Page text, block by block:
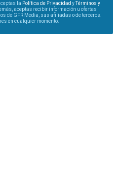
la Política de Privacidad y
Términos y
aceptas recibir información u ofertas
de GFR Media, sus afiliadas o de terceros.
en cualquier momento.